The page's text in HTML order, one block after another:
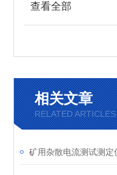
查看全部
相关文章
RELATED ARTICLES
矿用杂散电流测试测定